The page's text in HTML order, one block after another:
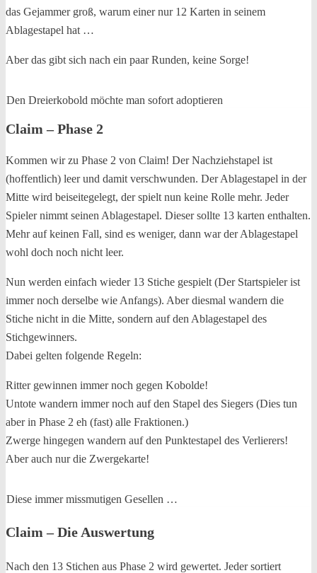
das Gejammer groß, warum einer nur 12 Karten in seinem
Ablagestapel hat …
Aber das gibt sich nach ein paar Runden, keine Sorge!
Den Dreierkobold möchte man sofort adoptieren
Claim – Phase 2
Kommen wir zu Phase 2 von Claim! Der Nachziehstapel ist
(hoffentlich) leer und damit verschwunden. Der Ablagestapel in der
Mitte wird beiseitegelegt, der spielt nun keine Rolle mehr. Jeder
Spieler nimmt seinen Ablagestapel. Dieser sollte 13 karten enthalten.
Mehr auf keinen Fall, sind es weniger, dann war der Ablagestapel
wohl doch noch nicht leer.
Nun werden einfach wieder 13 Stiche gespielt (Der Startspieler ist
immer noch derselbe wie Anfangs). Aber diesmal wandern die
Stiche nicht in die Mitte, sondern auf den Ablagestapel des
Stichgewinners.
Dabei gelten folgende Regeln:
Ritter gewinnen immer noch gegen Kobolde!
Untote wandern immer noch auf den Stapel des Siegers (Dies tun
aber in Phase 2 eh (fast) alle Fraktionen.)
Zwerge hingegen wandern auf den Punktestapel des Verlierers!
Aber auch nur die Zwergekarte!
Diese immer missmutigen Gesellen …
Claim – Die Auswertung
Nach den 13 Stichen aus Phase 2 wird gewertet. Jeder sortiert